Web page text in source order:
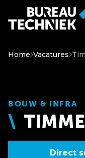
Home Vacatures
BOUW & INFRA
Direct